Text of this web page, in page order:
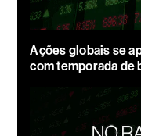
Ações globais se
com temporada de